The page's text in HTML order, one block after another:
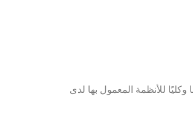
للأنظمة المعمول بها لدى